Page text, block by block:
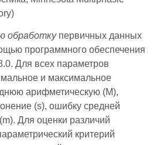
обработкупервичных данных
программного обеспечения
Для всех параметров
и максимальное
арифметическую (М),
(s), ошибку средней
Для оценки различий
критерий